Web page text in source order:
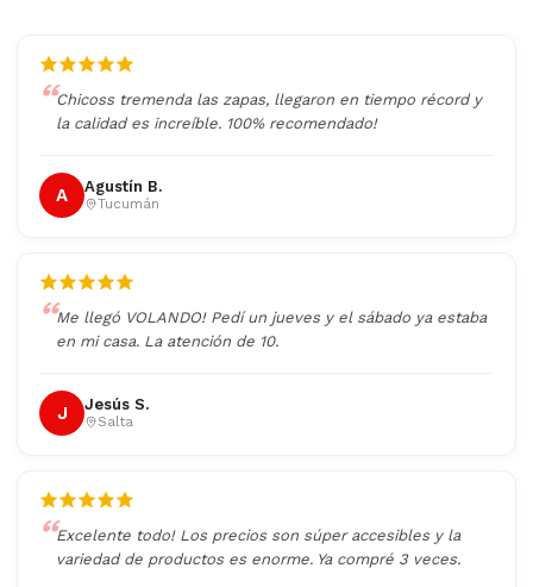
Chicoss tremenda las zapas, llegaron en tiempo récord y
la calidad es increíble. 100% recomendado!
A Agustín B.
Tucumán
Me llegó VOLANDO! Pedí un jueves y el sábado ya estaba
en mi casa. La atención de 10.
J Jesús S.
Salta
Excelente todo! Los precios son súper accesibles y la
variedad de productos es enorme. Ya compré 3 veces.